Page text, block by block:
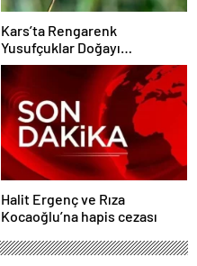
Kars’ta Rengarenk
Yusufçuklar Doğayı
Şenlendiriyor
Halit Ergenç ve Rıza
Kocaoğlu’na hapis cezası